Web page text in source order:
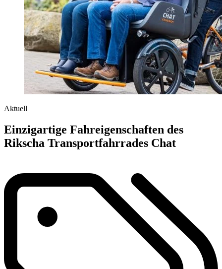
Aktuell
Einzigartige Fahreigenschaften des
Rikscha Transportfahrrades Chat